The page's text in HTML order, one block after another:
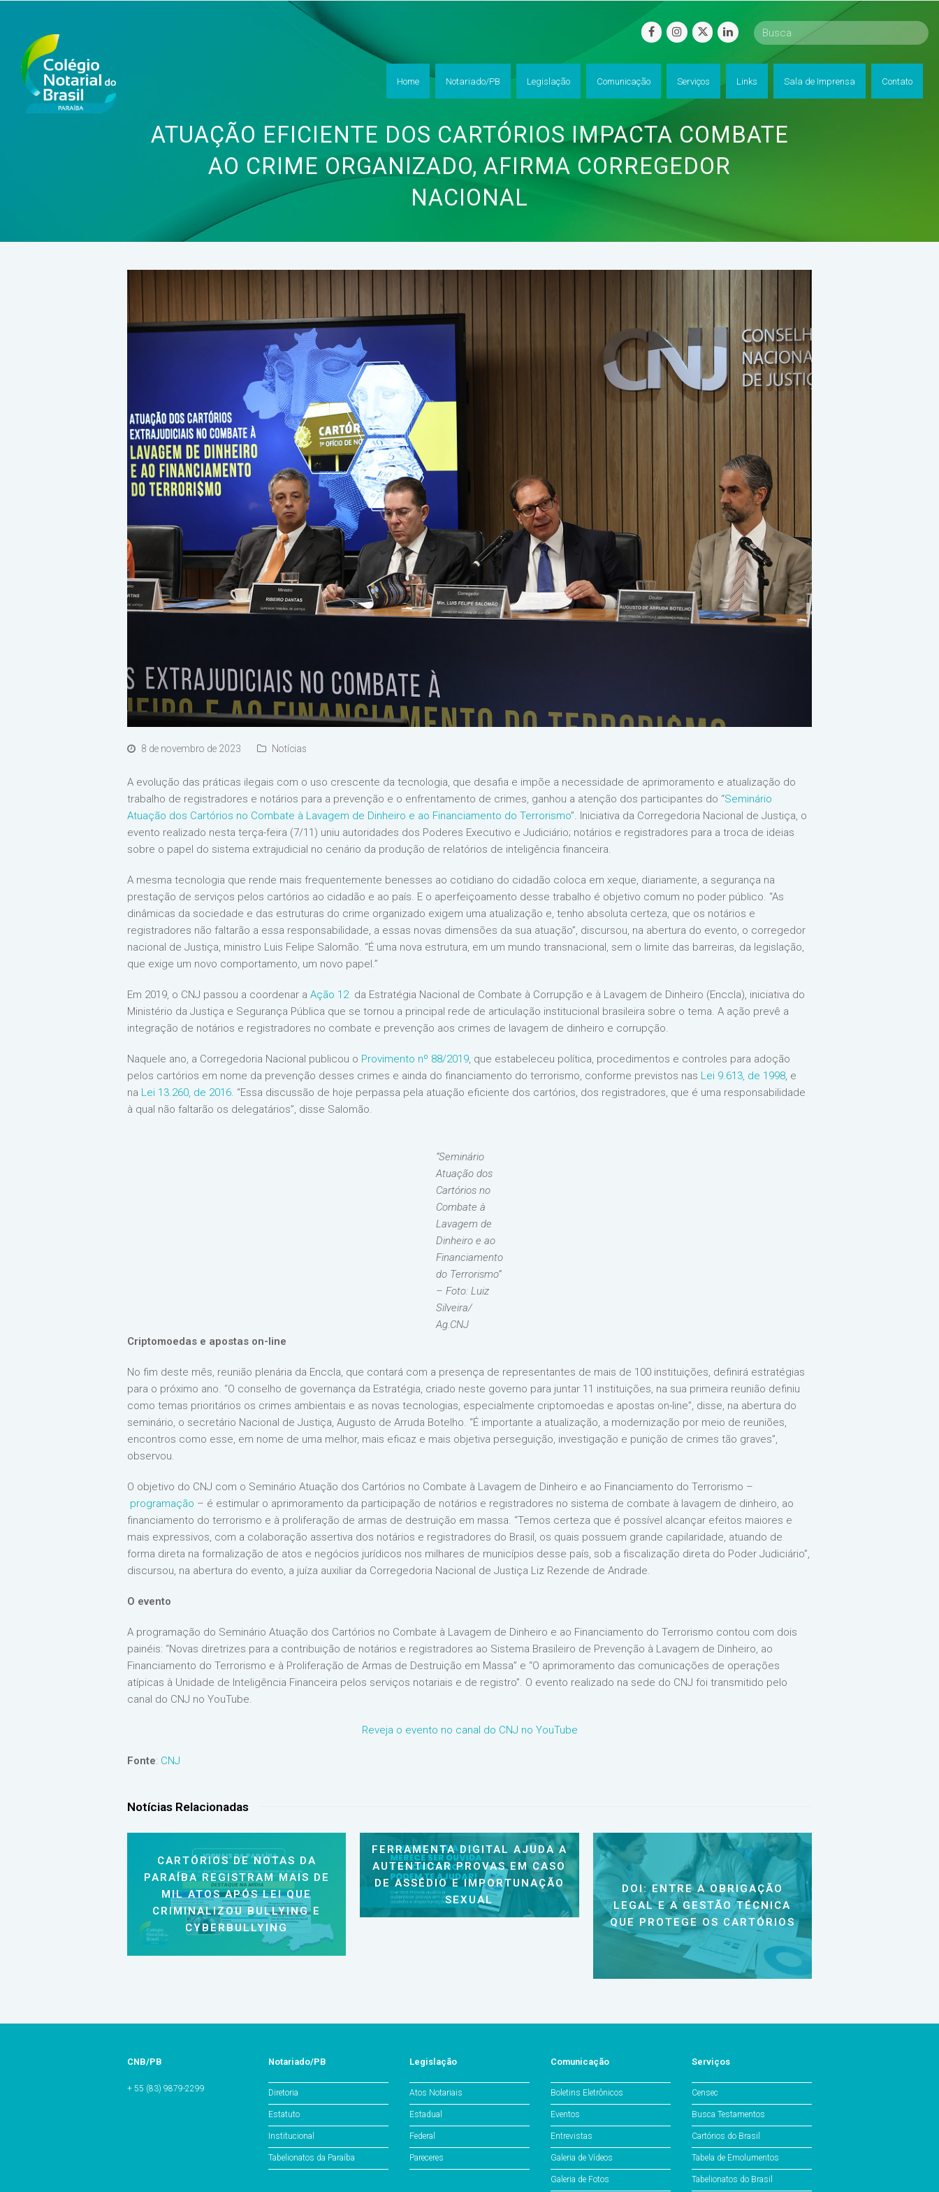
facebookinstagram
twitterlinkedin
Home Notariado/PB Legislação Comunicação Serviços Links Sala de Imprensa Contato
ATUAÇÃO EFICIENTE DOS CARTÓRIOS IMPACTA COMBATE
AO CRIME ORGANIZADO, AFIRMA CORREGEDOR
NACIONAL
8 de novembro de 2023 Notícias
A evolução das práticas ilegais com o uso crescente da tecnologia, que desafia e impõe a necessidade de aprimoramento e atualização do
trabalho de registradores e notários para a prevenção e o enfrentamento de crimes, ganhou a atenção dos participantes do “Seminário
Atuação dos Cartórios no Combate à Lavagem de Dinheiro e ao Financiamento do Terrorismo”. Iniciativa da Corregedoria Nacional de Justiça, o
evento realizado nesta terça-feira (7/11) uniu autoridades dos Poderes Executivo e Judiciário; notários e registradores para a troca de ideias
sobre o papel do sistema extrajudicial no cenário da produção de relatórios de inteligência financeira.
A mesma tecnologia que rende mais frequentemente benesses ao cotidiano do cidadão coloca em xeque, diariamente, a segurança na
prestação de serviços pelos cartórios ao cidadão e ao país. E o aperfeiçoamento desse trabalho é objetivo comum no poder público. “As
dinâmicas da sociedade e das estruturas do crime organizado exigem uma atualização e, tenho absoluta certeza, que os notários e
registradores não faltarão a essa responsabilidade, a essas novas dimensões da sua atuação”, discursou, na abertura do evento, o corregedor
nacional de Justiça, ministro Luis Felipe Salomão. “É uma nova estrutura, em um mundo transnacional, sem o limite das barreiras, da legislação,
que exige um novo comportamento, um novo papel.”
Em 2019, o CNJ passou a coordenar a Ação 12da Estratégia Nacional de Combate à Corrupção e à Lavagem de Dinheiro (Enccla), iniciativa do
Ministério da Justiça e Segurança Pública que se tornou a principal rede de articulação institucional brasileira sobre o tema. A ação prevê a
integração de notários e registradores no combate e prevenção aos crimes de lavagem de dinheiro e corrupção.
Naquele ano, a Corregedoria Nacional publicou o Provimento nº 88/2019, que estabeleceu política, procedimentos e controles para adoção
pelos cartórios em nome da prevenção desses crimes e ainda do financiamento do terrorismo, conforme previstos nas Lei 9.613, de 1998, e
na Lei 13.260, de 2016. “Essa discussão de hoje perpassa pela atuação eficiente dos cartórios, dos registradores, que é uma responsabilidade
à qual não faltarão os delegatários”, disse Salomão.
“Seminário
Atuação dos
Cartórios no
Combate à
Lavagem de
Dinheiro e ao
Financiamento
do Terrorismo”
– Foto: Luiz
Silveira/
Ag.CNJ
Criptomoedas e apostas on-line
No fim deste mês, reunião plenária da Enccla, que contará com a presença de representantes de mais de 100 instituições, definirá estratégias
para o próximo ano. “O conselho de governança da Estratégia, criado neste governo para juntar 11 instituições, na sua primeira reunião definiu
como temas prioritários os crimes ambientais e as novas tecnologias, especialmente criptomoedas e apostas on-line”, disse, na abertura do
seminário, o secretário Nacional de Justiça, Augusto de Arruda Botelho. “É importante a atualização, a modernização por meio de reuniões,
encontros como esse, em nome de uma melhor, mais eficaz e mais objetiva perseguição, investigação e punição de crimes tão graves”,
observou.
O objetivo do CNJ com o Seminário Atuação dos Cartórios no Combate à Lavagem de Dinheiro e ao Financiamento do Terrorismo –
programação – é estimular o aprimoramento da participação de notários e registradores no sistema de combate à lavagem de dinheiro, ao
financiamento do terrorismo e à proliferação de armas de destruição em massa. “Temos certeza que é possível alcançar efeitos maiores e
mais expressivos, com a colaboração assertiva dos notários e registradores do Brasil, os quais possuem grande capilaridade, atuando de
forma direta na formalização de atos e negócios jurídicos nos milhares de municípios desse país, sob a fiscalização direta do Poder Judiciário”,
discursou, na abertura do evento, a juíza auxiliar da Corregedoria Nacional de Justiça Liz Rezende de Andrade.
O evento
A programação do Seminário Atuação dos Cartórios no Combate à Lavagem de Dinheiro e ao Financiamento do Terrorismo contou com dois
painéis: “Novas diretrizes para a contribuição de notários e registradores ao Sistema Brasileiro de Prevenção à Lavagem de Dinheiro, ao
Financiamento do Terrorismo e à Proliferação de Armas de Destruição em Massa” e “O aprimoramento das comunicações de operações
atípicas à Unidade de Inteligência Financeira pelos serviços notariais e de registro”. O evento realizado na sede do CNJ foi transmitido pelo
canal do CNJ no YouTube.
Reveja o evento no canal do CNJ no YouTube
Fonte: CNJ
Notícias Relacionadas
CARTÓRIOS DE NOTAS DA
PARAÍBA REGISTRAM MAIS DE
MIL ATOS APÓS LEI QUE
CRIMINALIZOU BULLYING E
CYBERBULLYING
FERRAMENTA DIGITAL AJUDA A
AUTENTICAR PROVAS EM CASO
DE ASSÉDIO E IMPORTUNAÇÃO
SEXUAL
DOI: ENTRE A OBRIGAÇÃO
LEGAL E A GESTÃO TÉCNICA
QUE PROTEGE OS CARTÓRIOS
CNB/PB
+ 55 (83) 9879-2299
Notariado/PB
Diretoria
Estatuto
Institucional
Tabelionatos da Paraíba
Legislação
Atos Notariais
Estadual
Federal
Pareceres
Comunicação
Boletins Eletrônicos
Eventos
Entrevistas
Galeria de Vídeos
Galeria de Fotos
Serviços
Censec
Busca Testamentos
Cartórios do Brasil
Tabela de Emolumentos
Tabelionatos do Brasil